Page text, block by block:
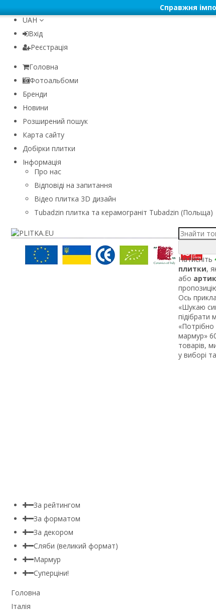
Справжня
UAH
Вхід
Реєстрація
Головна
Фотоальбоми
Бренди
Новини
Розширений пошук
Карта сайту
Добірки плитки
Інформація
Про нас
Відповіді на запитання
Відео плитка 3D дизайн
Tubadzin плитка та керамограніт Tubadzin (Польща)
Натисніть
плитки,
або
Ось
«Шукаю
«Потрібно
мармур»
товарів,
у виборі
За рейтингом
За форматом
За декором
Сляби (великий формат)
Мармур
Суперціни!
Головна
Італія